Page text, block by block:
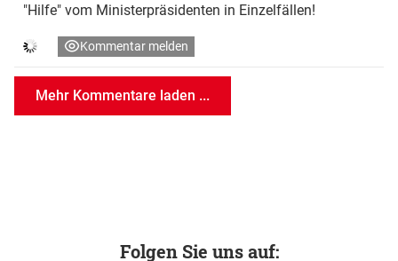
"Hilfe" vom Ministerpräsidenten in Einzelfällen!
Kommentar melden
Mehr Kommentare laden ...
Folgen Sie uns auf: